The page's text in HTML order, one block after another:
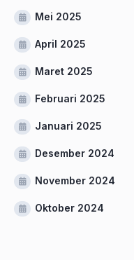
Mei 2025
April 2025
Maret 2025
Februari 2025
Januari 2025
Desember 2024
November 2024
Oktober 2024